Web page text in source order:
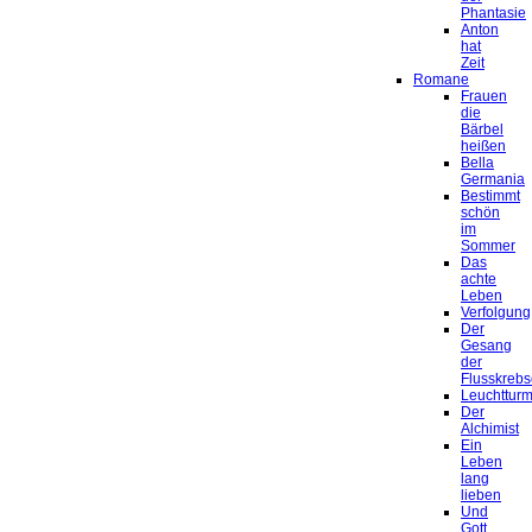
Phantasie
Anton
hat
Zeit
Romane
Frauen
die
Bärbel
heißen
Bella
Germania
Bestimmt
schön
im
Sommer
Das
achte
Leben
Verfolgung
Der
Gesang
der
Der
Alchimist
Ein
Leben
lang
lieben
Und
Gott